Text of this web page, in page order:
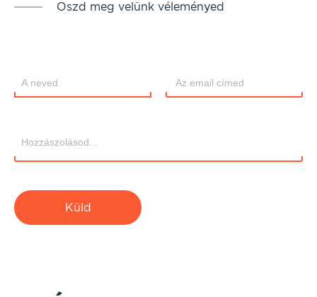
Oszd meg velünk véleményed
Küld